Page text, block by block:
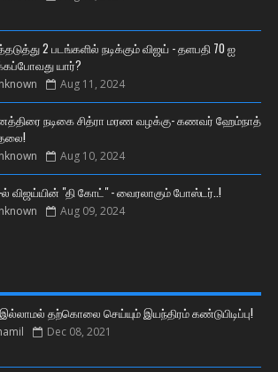
2 படங்களில் நடிக்கும் விஜய் - தளபதி 70 ஐ
யார்?
Aug 11, 2024
நடிகை சித்ரா மரண வழக்கு- கணவர் ஹேம்நாத்
Aug 10, 2024
ல் விஜய்யின் "தி கோட்" - வைரலாகும் போஸ்டர்..!
Aug 09, 2024
தற்கொலை செய்யும் இயந்திரம் கண்டுபிடிப்பு!
Dec 08, 2021